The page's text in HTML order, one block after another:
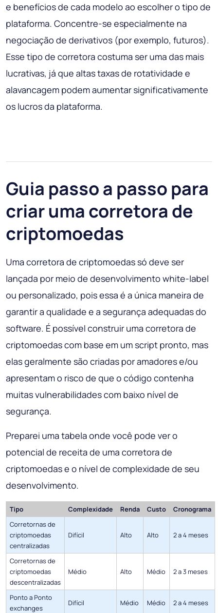
e benefícios de cada modelo ao escolher o tipo de
plataforma. Concentre-se especialmente na
negociação de derivativos (por exemplo, futuros).
Esse tipo de corretora costuma ser uma das mais
lucrativas, já que altas taxas de rotatividade e
alavancagem podem aumentar significativamente
os lucros da plataforma.
Guia passo a passo para
criar uma corretora de
criptomoedas
Uma corretora de criptomoedas só deve ser
lançada por meio de desenvolvimento white-label
ou personalizado, pois essa é a única maneira de
garantir a qualidade e a segurança adequadas do
software. É possível construir uma corretora de
criptomoedas com base em um script pronto, mas
elas geralmente são criadas por amadores e/ou
apresentam o risco de que o código contenha
muitas vulnerabilidades com baixo nível de
segurança.
Preparei uma tabela onde você pode ver o
potencial de receita de uma corretora de
criptomoedas e o nível de complexidade de seu
desenvolvimento.
Tipo Complexidade Renda Custo
Cronograma
Corretornas de
criptomoedas
centralizadas
Difícil Alto Alto 2 a 4 meses
Corretornas de
criptomoedas
descentralizadas
Médio Alto Médio 2 a 3 meses
Ponto a Ponto
exchanges
Difícil Médio Médio 2 a 4 meses